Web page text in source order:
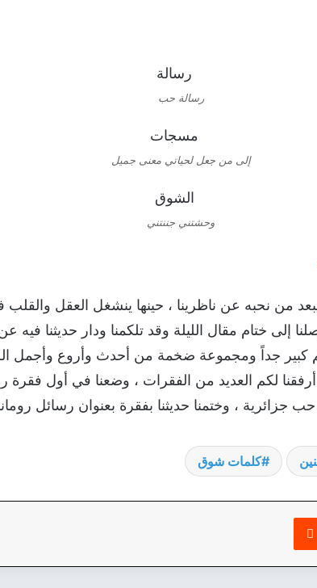
رسالة حب
إلى من جعل لحياتي معنى جميل
وحشتني جننتني
من نحبه عن ناظرينا ، حينها ينشغل العقل والقلب
إلى ختام مقال الليلة وقد تلكمنا ودار حديثنا
كم كبير جداً ومجموعة ضخمة من أحدث وأروع وأجمل
أرفقنا لكم العديد من الفقرات ، وضعنا في أول
جزائرية ، وختمنا حديثنا بفقرة بعنوان رسائل
كلمات شوق